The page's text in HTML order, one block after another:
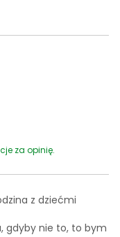
za opinię.
z dziećmi
gdyby nie to, to bym